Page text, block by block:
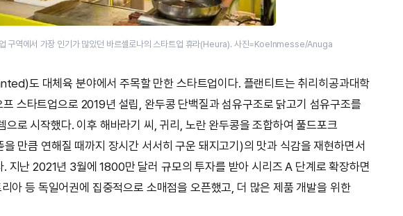
구역에서 가장 인기가 많았던 바르셀로나의 스타트업 휴라(Heura). 사진=Koelnmesse/Anuga
도 대체육 분야에서 주목할 만한 스타트업이다. 플랜티트는 취리히공과대학
스타트업으로 2019년 설립, 완두콩 단백질과 섬유구조로 닭고기 섬유구조를
으로 시작했다. 이후 해바라기 씨, 귀리, 노란 완두콩을 조합하여 풀드포크
만큼 연해질 때까지 장시간 서서히 구운 돼지고기)의 맛과 식감을 재현하면서
지난 2021년 3월에 1800만 달러 규모의 투자를 받아 시리즈 A 단계로 확장하면
아 등 독일어권에 집중적으로 소매점을 오픈했고, 더 많은 제품 개발을 위한